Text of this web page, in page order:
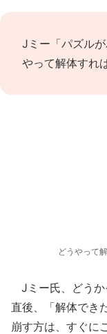
Jミー「パズル
やって解体すれ
どうやって
Jミー氏、どうか
直後、「解体でき
崩す方は、すぐに